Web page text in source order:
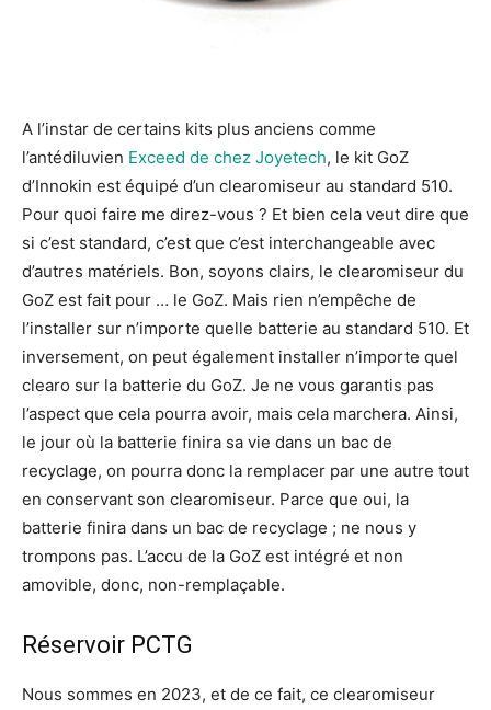
A l’instar de certains kits plus anciens comme
l’antédiluvien Exceed de chez Joyetech, le kit GoZ
d’Innokin est équipé d’un clearomiseur au standard 510.
Pour quoi faire me direz-vous ? Et bien cela veut dire que
si c’est standard, c’est que c’est interchangeable avec
d’autres matériels. Bon, soyons clairs, le clearomiseur du
GoZ est fait pour … le GoZ. Mais rien n’empêche de
l’installer sur n’importe quelle batterie au standard 510. Et
inversement, on peut également installer n’importe quel
clearo sur la batterie du GoZ. Je ne vous garantis pas
l’aspect que cela pourra avoir, mais cela marchera. Ainsi,
le jour où la batterie finira sa vie dans un bac de
recyclage, on pourra donc la remplacer par une autre tout
en conservant son clearomiseur. Parce que oui, la
batterie finira dans un bac de recyclage ; ne nous y
trompons pas. L’accu de la GoZ est intégré et non
amovible, donc, non-remplaçable.
Réservoir PCTG
Nous sommes en 2023, et de ce fait, ce clearomiseur